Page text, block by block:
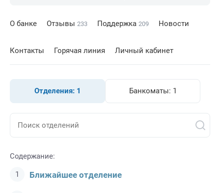
О банке Отзывы 233 Поддержка 209 Новости
Контакты Горячая линия Личный кабинет
Отделения: 1 Банкоматы: 1
Содержание:
Ближайшее отделение